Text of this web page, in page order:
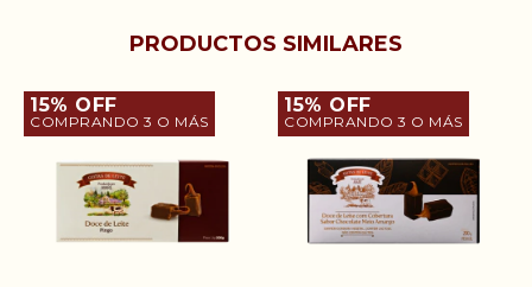
PRODUCTOS SIMILARES
15% OFF
COMPRANDO 3 O MÁS
15% OFF
COMPRANDO 3 O MÁS